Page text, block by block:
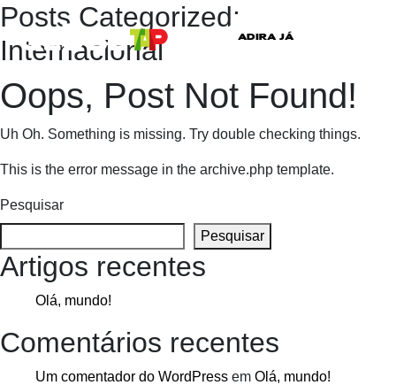
ADIRA JÁ
Posts Categorized:
Internacional
Oops, Post Not Found!
Uh Oh. Something is missing. Try double checking things.
This is the error message in the archive.php template.
Pesquisar
Pesquisar
Artigos recentes
Olá, mundo!
Comentários recentes
Um comentador do WordPress em Olá, mundo!